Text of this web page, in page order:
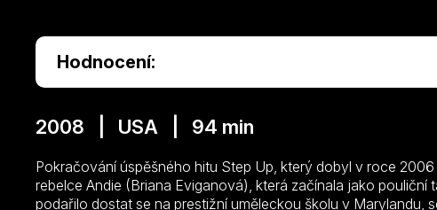
Hodnocení:
2008 | USA | 94 min
Pokračování úspěšného hitu Step Up, který dobyl v roce
rebelce Andie (Briana Eviganová), která začínala jako pouliční
podařilo dostat se na prestižní uměleckou školu v Marylandu,